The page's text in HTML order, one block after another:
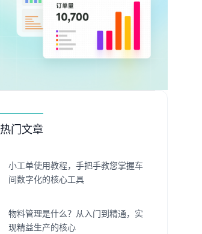
热门文章
小工单使用教程，手把手教您掌握车
间数字化的核心工具
物料管理是什么？从入门到精通，实
现精益生产的核心